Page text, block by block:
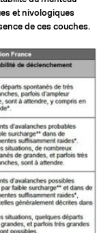
et nivologiques
de ces couches.